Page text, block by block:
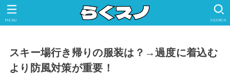
SEARCH
MENU
スキー場行き帰りの服装は？→過度に着込む
より防風対策が重要！